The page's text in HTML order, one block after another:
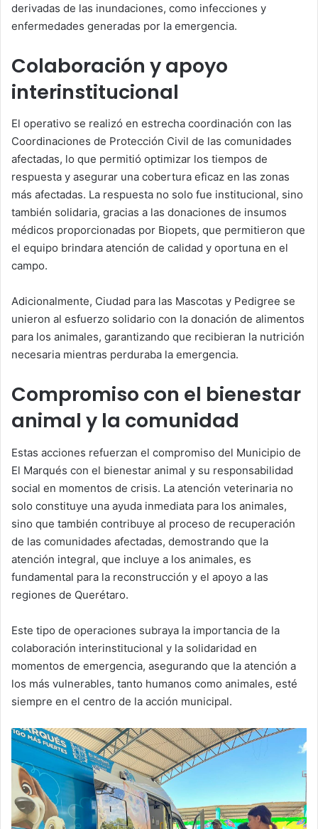
derivadas de las inundaciones, como infecciones y
enfermedades generadas por la emergencia.
Colaboración y apoyo
interinstitucional
El operativo se realizó en estrecha coordinación con las
Coordinaciones de Protección Civil de las comunidades
afectadas, lo que permitió optimizar los tiempos de
respuesta y asegurar una cobertura eficaz en las zonas
más afectadas. La respuesta no solo fue institucional, sino
también solidaria, gracias a las donaciones de insumos
médicos proporcionadas por Biopets, que permitieron que
el equipo brindara atención de calidad y oportuna en el
campo.
Adicionalmente, Ciudad para las Mascotas y Pedigree se
unieron al esfuerzo solidario con la donación de alimentos
para los animales, garantizando que recibieran la nutrición
necesaria mientras perduraba la emergencia.
Compromiso con el bienestar
animal y la comunidad
Estas acciones refuerzan el compromiso del Municipio de
El Marqués con el bienestar animal y su responsabilidad
social en momentos de crisis. La atención veterinaria no
solo constituye una ayuda inmediata para los animales,
sino que también contribuye al proceso de recuperación
de las comunidades afectadas, demostrando que la
atención integral, que incluye a los animales, es
fundamental para la reconstrucción y el apoyo a las
regiones de Querétaro.
Este tipo de operaciones subraya la importancia de la
colaboración interinstitucional y la solidaridad en
momentos de emergencia, asegurando que la atención a
los más vulnerables, tanto humanos como animales, esté
siempre en el centro de la acción municipal.